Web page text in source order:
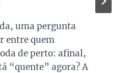
uma pergunta
entre quem
de perto: afinal,
“quente” agora? A